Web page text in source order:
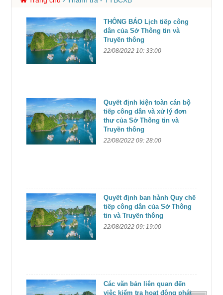
THÔNG BÁO Lịch tiếp công
dân của Sở Thông tin và
Truyền thông
22/08/2022 10: 33:00
Quyết định kiện toàn cán bộ
tiếp công dân và xử lý đơn
thư của Sở Thông tin và
Truyền thông
22/08/2022 09: 28:00
Quyết định ban hành Quy chế
tiếp công dân của Sở Thông
tin và Truyền thông
22/08/2022 09: 19:00
Các văn bản liên quan đến
việc kiểm tra hoạt động phát